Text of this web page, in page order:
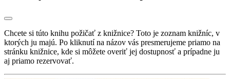
Chcete si túto knihu požičať z knižnice? Toto je zoznam knižníc, v
ktorých ju majú. Po kliknutí na názov vás presmerujeme priamo na
stránku knižnice, kde si môžete overiť jej dostupnosť a prípadne ju
aj priamo rezervovať.